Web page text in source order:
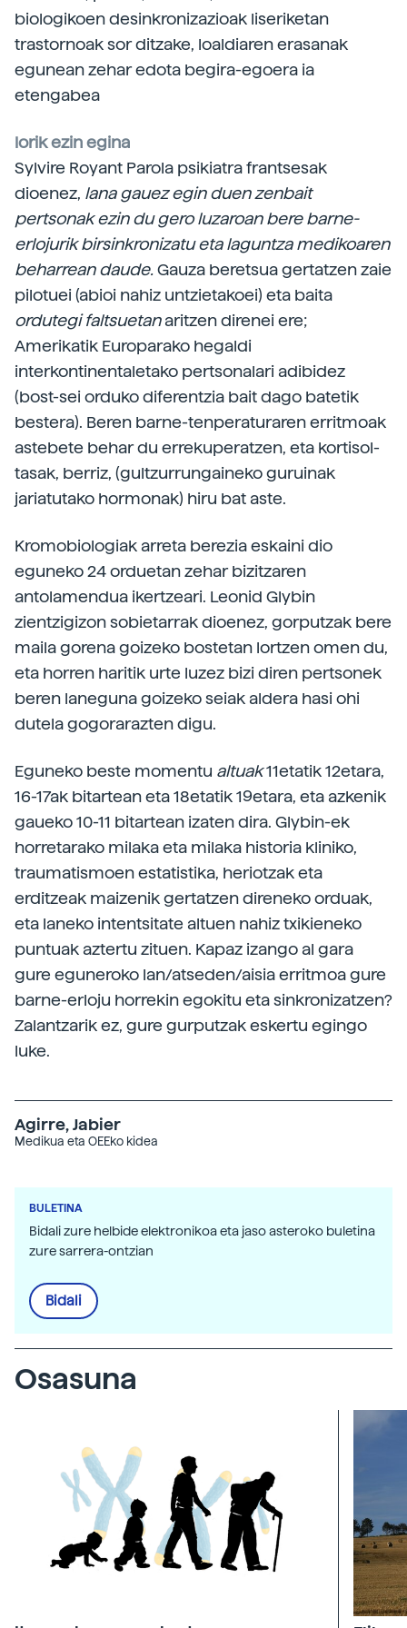
biologikoen desinkronizazioak liseriketan
trastornoak sor ditzake, loaldiaren erasanak
egunean zehar edota begira-egoera ia
etengabea
lorik ezin egina
Sylvire Royant Parola psikiatra frantsesak
dioenez, lana gauez egin duen zenbait
pertsonak ezin du gero luzaroan bere barne-
erlojurik birsinkronizatu eta laguntza medikoaren
beharrean daude.Gauza beretsua gertatzen zaie
pilotuei (abioi nahiz untzietakoei) eta baita
ordutegi faltsuetanaritzen direnei ere;
Amerikatik Europarako hegaldi
interkontinentaletako pertsonalari adibidez
(bost-sei orduko diferentzia bait dago batetik
bestera). Beren barne-tenperaturaren erritmoak
astebete behar du errekuperatzen, eta kortisol-
tasak, berriz, (gultzurrungaineko guruinak
jariatutako hormonak) hiru bat aste.
Kromobiologiak arreta berezia eskaini dio
eguneko 24 orduetan zehar bizitzaren
antolamendua ikertzeari. Leonid Glybin
zientzigizon sobietarrak dioenez, gorputzak bere
maila gorena goizeko bostetan lortzen omen du,
eta horren haritik urte luzez bizi diren pertsonek
beren laneguna goizeko seiak aldera hasi ohi
dutela gogorarazten digu.
Eguneko beste momentu altuak11etatik 12etara,
16-17ak bitartean eta 18etatik 19etara, eta azkenik
gaueko 10-11 bitartean izaten dira. Glybin-ek
horretarako milaka eta milaka historia kliniko,
traumatismoen estatistika, heriotzak eta
erditzeak maizenik gertatzen direneko orduak,
eta laneko intentsitate altuen nahiz txikieneko
puntuak aztertu zituen. Kapaz izango al gara
gure eguneroko lan/atseden/aisia erritmoa gure
barne-erloju horrekin egokitu eta sinkronizatzen?
Zalantzarik ez, gure gurputzak eskertu egingo
luke.
Agirre, Jabier
Medikua eta OEEko kidea
BULETINA
Bidali zure helbide elektronikoa eta jaso asteroko buletina
zure sarrera-ontzian
Bidali
Osasuna